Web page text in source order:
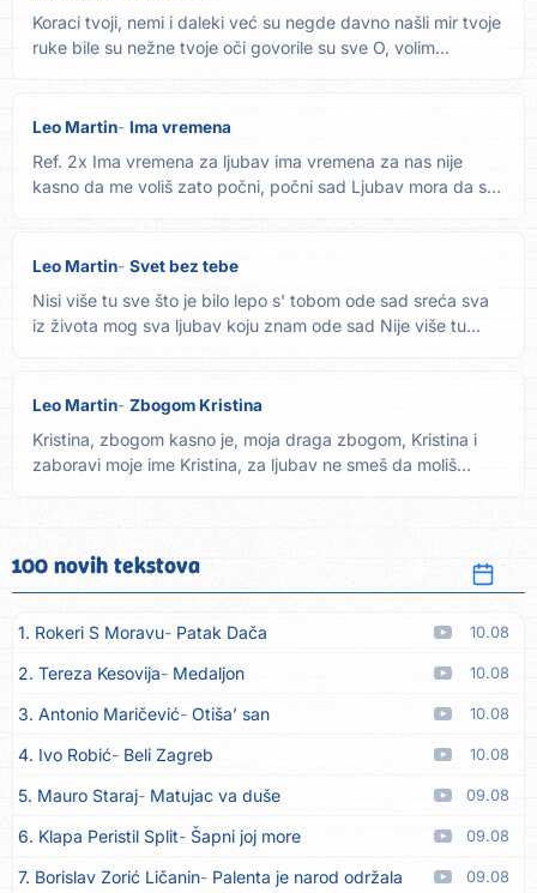
Koraci tvoji, nemi i daleki već su negde davno našli mir tvoje
ruke bile su nežne tvoje oči govorile su sve O, volim...
Leo Martin Ima vremena
Ref. 2x Ima vremena za ljubav ima vremena za nas nije
kasno da me voliš zato počni, počni sad Ljubav mora da se
Leo Martin Svet bez tebe
Nisi više tu sve što je bilo lepo s' tobom ode sad sreća sva
iz života mog sva ljubav koju znam ode sad Nije više tu...
Leo Martin Zbogom Kristina
Kristina, zbogom kasno je, moja draga zbogom, Kristina i
zaboravi moje ime Kristina, za ljubav ne smeš da moliš
100 novih tekstova
1. Rokeri S Moravu Patak Dača 10.08
2. Tereza Kesovija Medaljon 10.08
3. Antonio Maričević Otiša’ san 10.08
4. Ivo Robić Beli Zagreb 10.08
5. Mauro Staraj Matujac va duše 09.08
6. Klapa Peristil Split Šapni joj more 09.08
7. Borislav Zorić Ličanin Palenta je narod održala 09.08